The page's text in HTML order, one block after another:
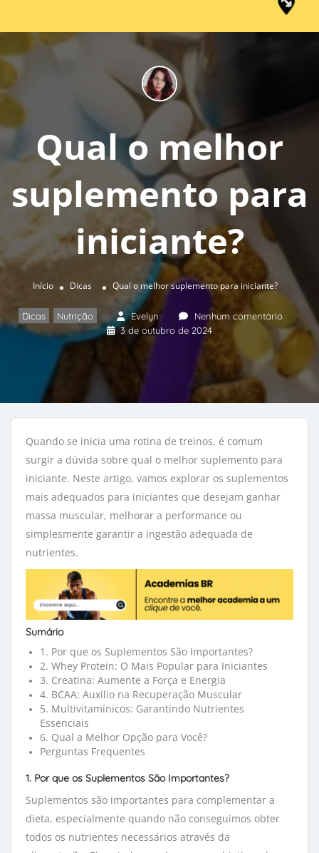
Qual o melhor
suplemento para
iniciante?
Início Dicas Qual o melhor suplemento para iniciante?
Dicas , Nutrição Evelyn
Nenhum comentário
3 de outubro de 2024
Quando se inicia uma rotina de treinos, é comum
surgir a dúvida sobre qual o melhor suplemento para
iniciante. Neste artigo, vamos explorar os suplementos
mais adequados para iniciantes que desejam ganhar
massa muscular, melhorar a performance ou
simplesmente garantir a ingestão adequada de
nutrientes.
Sumário
1. Por que os Suplementos São Importantes?
2. Whey Protein: O Mais Popular para Iniciantes
3. Creatina: Aumente a Força e Energia
4. BCAA: Auxílio na Recuperação Muscular
5. Multivitamínicos: Garantindo Nutrientes
Essenciais
6. Qual a Melhor Opção para Você?
Perguntas Frequentes
1. Por que os Suplementos São Importantes?
Suplementos são importantes para complementar a
dieta, especialmente quando não conseguimos obter
todos os nutrientes necessários através da